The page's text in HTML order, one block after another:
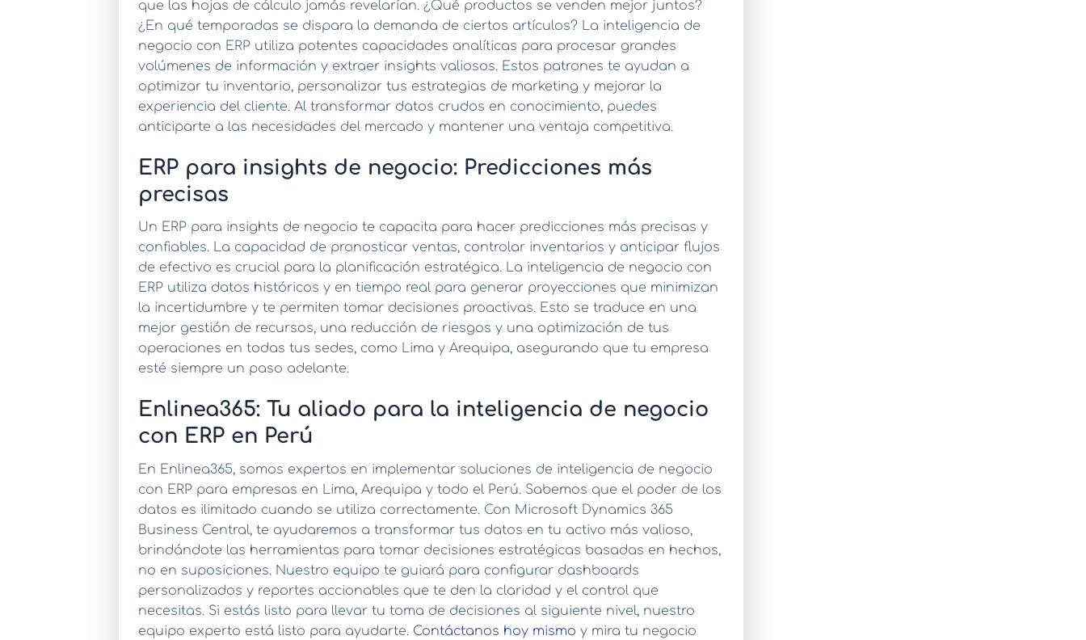
que las hojas de cálculo jamás revelarían. ¿Qué productos se venden mejor juntos?
¿En qué temporadas se dispara la demanda de ciertos artículos? La inteligencia de
negocio con ERP utiliza potentes capacidades analíticas para procesar grandes
volúmenes de información y extraer insights valiosos. Estos patrones te ayudan a
optimizar tu inventario, personalizar tus estrategias de marketing y mejorar la
experiencia del cliente. Al transformar datos crudos en conocimiento, puedes
anticiparte a las necesidades del mercado y mantener una ventaja competitiva.
ERP para insights de negocio: Predicciones más
precisas
Un ERP para insights de negocio te capacita para hacer predicciones más precisas y
confiables. La capacidad de pronosticar ventas, controlar inventarios y anticipar flujos
de efectivo es crucial para la planificación estratégica. La inteligencia de negocio con
ERP utiliza datos históricos y en tiempo real para generar proyecciones que minimizan
la incertidumbre y te permiten tomar decisiones proactivas. Esto se traduce en una
mejor gestión de recursos, una reducción de riesgos y una optimización de tus
operaciones en todas tus sedes, como Lima y Arequipa, asegurando que tu empresa
esté siempre un paso adelante.
Enlinea365: Tu aliado para la inteligencia de negocio
con ERP en Perú
En Enlinea365, somos expertos en implementar soluciones de inteligencia de negocio
con ERP para empresas en Lima, Arequipa y todo el Perú. Sabemos que el poder de los
datos es ilimitado cuando se utiliza correctamente. Con Microsoft Dynamics 365
Business Central, te ayudaremos a transformar tus datos en tu activo más valioso,
brindándote las herramientas para tomar decisiones estratégicas basadas en hechos,
no en suposiciones. Nuestro equipo te guiará para configurar dashboards
personalizados y reportes accionables que te den la claridad y el control que
necesitas. Si estás listo para llevar tu toma de decisiones al siguiente nivel, nuestro
equipo experto está listo para ayudarte. Contáctanos hoy mismo y mira tu negocio